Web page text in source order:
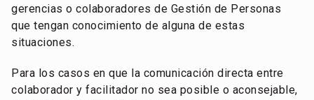
gerencias o colaboradores de Gestión de Personas
que tengan conocimiento de alguna de estas
situaciones.
Para los casos en que la comunicación directa entre
colaborador y facilitador no sea posible o aconsejable,